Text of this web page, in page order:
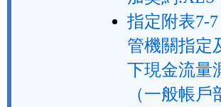
指定附表7-
管機關指定
下現金流量
（一般帳